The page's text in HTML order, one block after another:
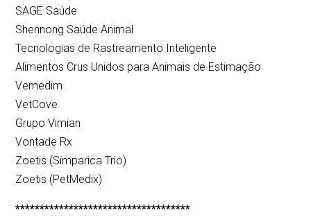
SAGE Saúde
Shennong Saúde Animal
Tecnologias de Rastreamento Inteligente
Alimentos Crus Unidos para Animais de Estimação
Vemedim
VetCove
Grupo Vimian
Vontade Rx
Zoetis (Simparica Trio)
Zoetis (PetMedix)
************************************